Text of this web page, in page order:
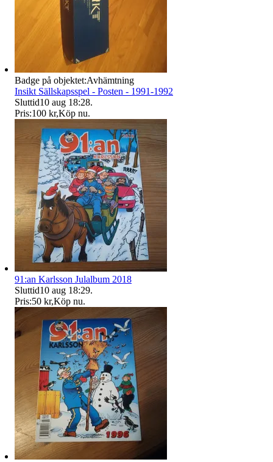
Badge på objektet:Avhämtning
Insikt Sällskapsspel - Posten - 1991-1992
Sluttid10 aug 18:28.
Pris:100 kr,Köp nu.
91:an Karlsson Julalbum 2018
Sluttid10 aug 18:29.
Pris:50 kr,Köp nu.